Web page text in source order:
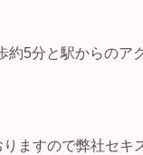
約5分と駅からのア
りますので弊社セキ